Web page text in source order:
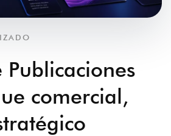
Publicaciones
comercial,